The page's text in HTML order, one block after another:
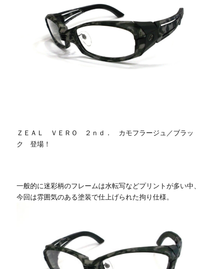
ＺＥＡＬ ＶＥＲＯ ２ｎｄ． カモフラージュ／ブラッ
ク 登場！
一般的に迷彩柄のフレームは水転写などプリントが多い中、
今回は雰囲気のある塗装で仕上げられた拘り仕様。